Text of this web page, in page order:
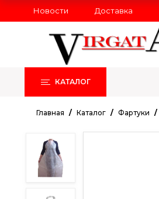
Новости Доставка
КАТАЛОГ
Главная Каталог Фартуки